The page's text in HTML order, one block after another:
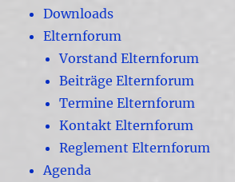
Downloads
Elternforum
Vorstand Elternforum
Beiträge Elternforum
Termine Elternforum
Kontakt Elternforum
Reglement Elternforum
Agenda